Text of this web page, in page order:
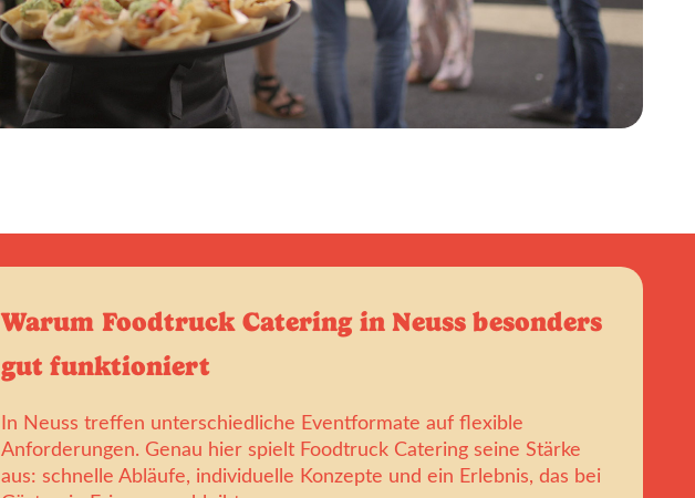
Warum Foodtruck Catering in Neuss besonders
gut funktioniert
In Neuss treffen unterschiedliche Eventformate auf flexible
Anforderungen. Genau hier spielt Foodtruck Catering seine Stärke
aus: schnelle Abläufe, individuelle Konzepte und ein Erlebnis, das bei